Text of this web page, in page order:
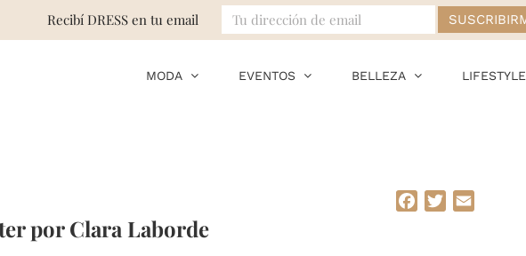
MODA EVENTOS BELLEZA LIFESTYLE
Facebook
Twitter
por Clara Laborde
Recibí DRESS en tu email